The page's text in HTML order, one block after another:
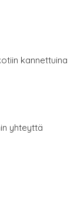
kannettuina
yhteyttä